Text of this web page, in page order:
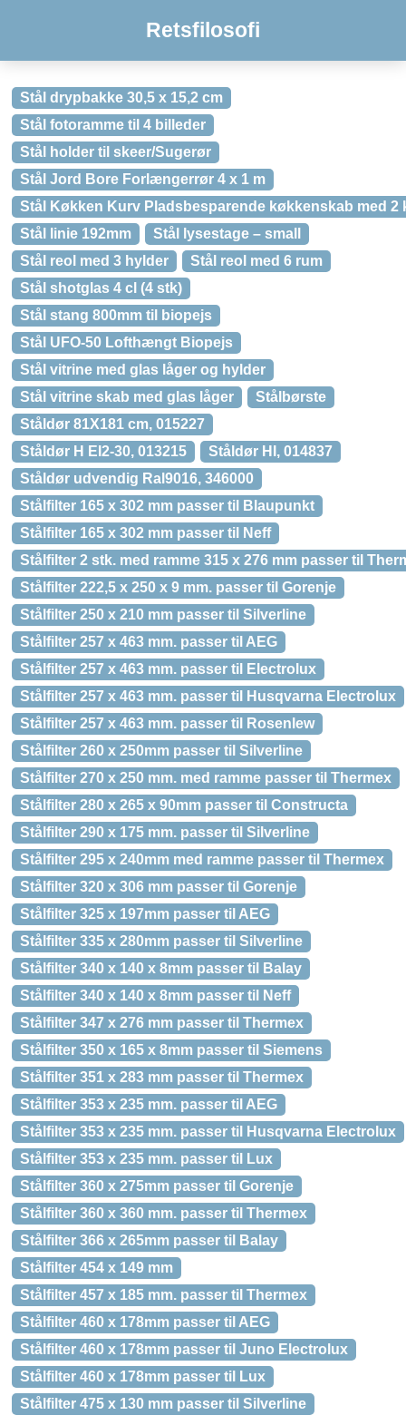
Retsfilosofi
Stål drypbakke 30,5 x 15,2 cm
Stål fotoramme til 4 billeder
Stål holder til skeer/Sugerør
Stål Jord Bore Forlængerrør 4 x 1 m
Stål Køkken Kurv Pladsbesparende køkkenskab med 2
Stål linie 192mm
Stål lysestage – small
Stål reol med 3 hylder
Stål reol med 6 rum
Stål shotglas 4 cl (4 stk)
Stål stang 800mm til biopejs
Stål UFO-50 Lofthængt Biopejs
Stål vitrine med glas låger og hylder
Stål vitrine skab med glas låger
Stålbørste
Ståldør 81X181 cm, 015227
Ståldør H EI2-30, 013215
Ståldør HI, 014837
Ståldør udvendig Ral9016, 346000
Stålfilter 165 x 302 mm passer til Blaupunkt
Stålfilter 165 x 302 mm passer til Neff
Stålfilter 2 stk. med ramme 315 x 276 mm passer til
Stålfilter 222,5 x 250 x 9 mm. passer til Gorenje
Stålfilter 250 x 210 mm passer til Silverline
Stålfilter 257 x 463 mm. passer til AEG
Stålfilter 257 x 463 mm. passer til Electrolux
Stålfilter 257 x 463 mm. passer til Husqvarna Electrolux
Stålfilter 257 x 463 mm. passer til Rosenlew
Stålfilter 260 x 250mm passer til Silverline
Stålfilter 270 x 250 mm. med ramme passer til Thermex
Stålfilter 280 x 265 x 90mm passer til Constructa
Stålfilter 290 x 175 mm. passer til Silverline
Stålfilter 295 x 240mm med ramme passer til Thermex
Stålfilter 320 x 306 mm passer til Gorenje
Stålfilter 325 x 197mm passer til AEG
Stålfilter 335 x 280mm passer til Silverline
Stålfilter 340 x 140 x 8mm passer til Balay
Stålfilter 340 x 140 x 8mm passer til Neff
Stålfilter 347 x 276 mm passer til Thermex
Stålfilter 350 x 165 x 8mm passer til Siemens
Stålfilter 351 x 283 mm passer til Thermex
Stålfilter 353 x 235 mm. passer til AEG
Stålfilter 353 x 235 mm. passer til Husqvarna Electrolux
Stålfilter 353 x 235 mm. passer til Lux
Stålfilter 360 x 275mm passer til Gorenje
Stålfilter 360 x 360 mm. passer til Thermex
Stålfilter 366 x 265mm passer til Balay
Stålfilter 454 x 149 mm
Stålfilter 457 x 185 mm. passer til Thermex
Stålfilter 460 x 178mm passer til AEG
Stålfilter 460 x 178mm passer til Juno Electrolux
Stålfilter 460 x 178mm passer til Lux
Stålfilter 475 x 130 mm passer til Silverline